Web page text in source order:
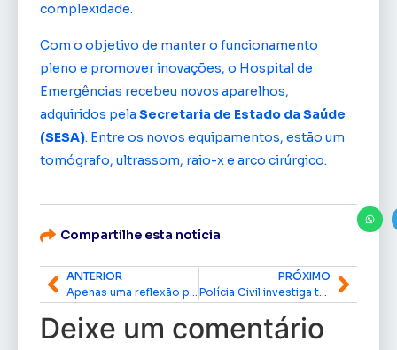
complexidade.
Com o objetivo de manter o funcionamento
pleno e promover inovações, o Hospital de
Emergências recebeu novos aparelhos,
adquiridos pela Secretaria de Estado da Saúde
(SESA). Entre os novos equipamentos, estão um
tomógrafo, ultrassom, raio-x e arco cirúrgico.
Compartilhe esta notícia
ANTERIOR
Apenas uma reflexão para o dia de hoje
PRÓXIMO
Polícia Civil investiga tentativa de assalto a carro-forte em Macapá
Deixe um comentário